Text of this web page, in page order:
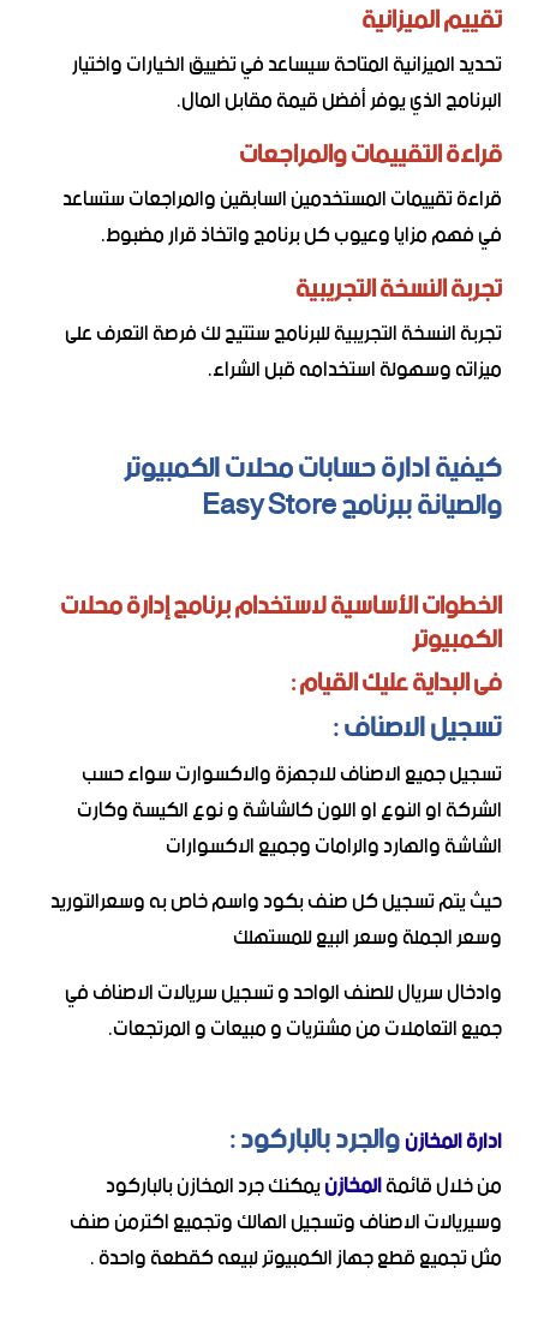
تقييم الميزانية
تحديد الميزانية المتاحة سيساعد في تضييق الخيارات واختيار
البرنامج الذي يوفر أفضل قيمة مقابل المال.
قراءة التقييمات والمراجعات
قراءة تقييمات المستخدمين السابقين والمراجعات ستساعد
في فهم مزايا وعيوب كل برنامج واتخاذ قرار مضبوط.
تجربة النسخة التجريبية
تجربة النسخة التجريبية للبرنامج ستتيح لك فرصة التعرف على
ميزاته وسهولة استخدامه قبل الشراء.
كيفية ادارة حسابات محلات الكمبيوتر
والصيانة ببرنامج Easy Store
الخطوات الأساسية لاستخدام برنامج إدارة محلات
الكمبيوتر
فى البداية عليك القيام :
تسجيل الاصناف :
تسجيل جميع الاصناف للاجهزة والاكسوارت سواء حسب
الشركة او النوع او اللون كالشاشة و نوع الكيسة وكارت
الشاشة والهارد والرامات وجميع الاكسوارات
حيث يتم تسجيل كل صنف بكود واسم خاص به وسعرالتوريد
وسعر الجملة وسعر البيع للمستهلك
وادخال سريال للصنف الواحد و تسجيل سريالات الاصناف في
جميع التعاملات من مشتريات و مبيعات و المرتجعات.
ادارة المخازنوالجرد بالباركود :
من خلال قائمةالمخازنيمكنك جرد المخازن بالباركود
وسيريالات الاصناف وتسجيل الهالك وتجميع اكترمن صنف
مثل تجميع قطع جهاز الكمبيوتر لبيعه كقطعة واحدة .